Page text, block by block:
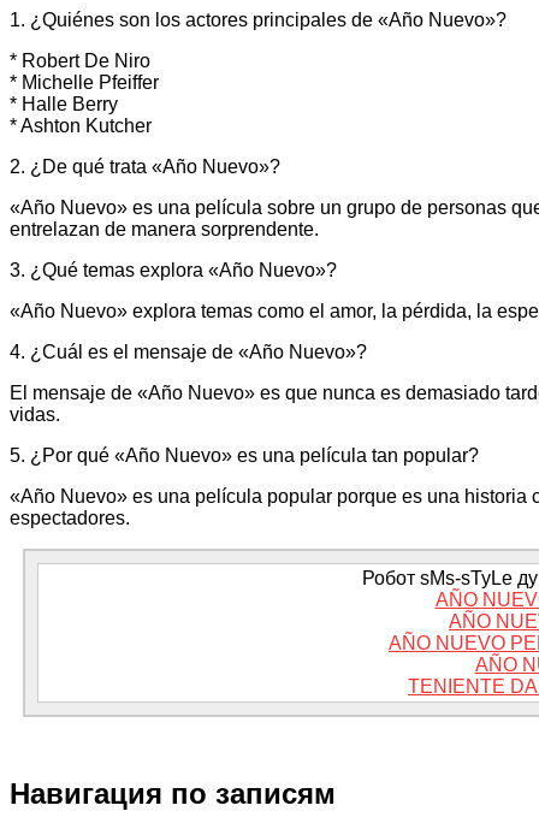
1. ¿Quiénes son los actores principales de «Año Nuevo»?
* Robert De Niro
* Michelle Pfeiffer
* Halle Berry
* Ashton Kutcher
2. ¿De qué trata «Año Nuevo»?
«Año Nuevo» es una película sobre un grupo de personas
entrelazan de manera sorprendente.
3. ¿Qué temas explora «Año Nuevo»?
«Año Nuevo» explora temas como el amor, la pérdida, la
4. ¿Cuál es el mensaje de «Año Nuevo»?
El mensaje de «Año Nuevo» es que nunca es demasiado
vidas.
5. ¿Por qué «Año Nuevo» es una película tan popular?
«Año Nuevo» es una película popular porque es una
espectadores.
Робот sMs-sTyLe
AÑO
AÑO
AÑO NUEVO
AÑO
TENIENTE
Навигация по записям